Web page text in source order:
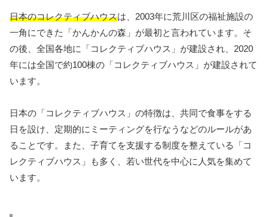
日本のコレクティブハウスは、2003年に荒川区の福祉施設の
一角にできた「かんかんの森」が最初と言われています。そ
の後、全国各地に「コレクティブハウス」が建設され、2020
年には全国で約100棟の「コレクティブハウス」が建設されて
います。
日本の「コレクティブハウス」の特徴は、共同で食事をする
日を設け、定期的にミーティングを行なうなどのルールがあ
ることです。また、子育てを支援する制度を整えている「コ
レクティブハウス」も多く、若い世代を中心に人気を集めて
います。